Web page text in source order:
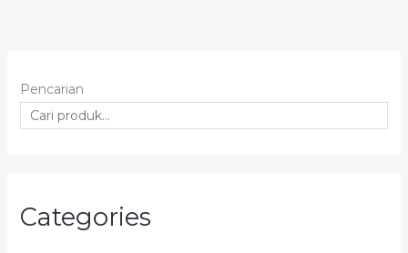
Pencarian
Categories